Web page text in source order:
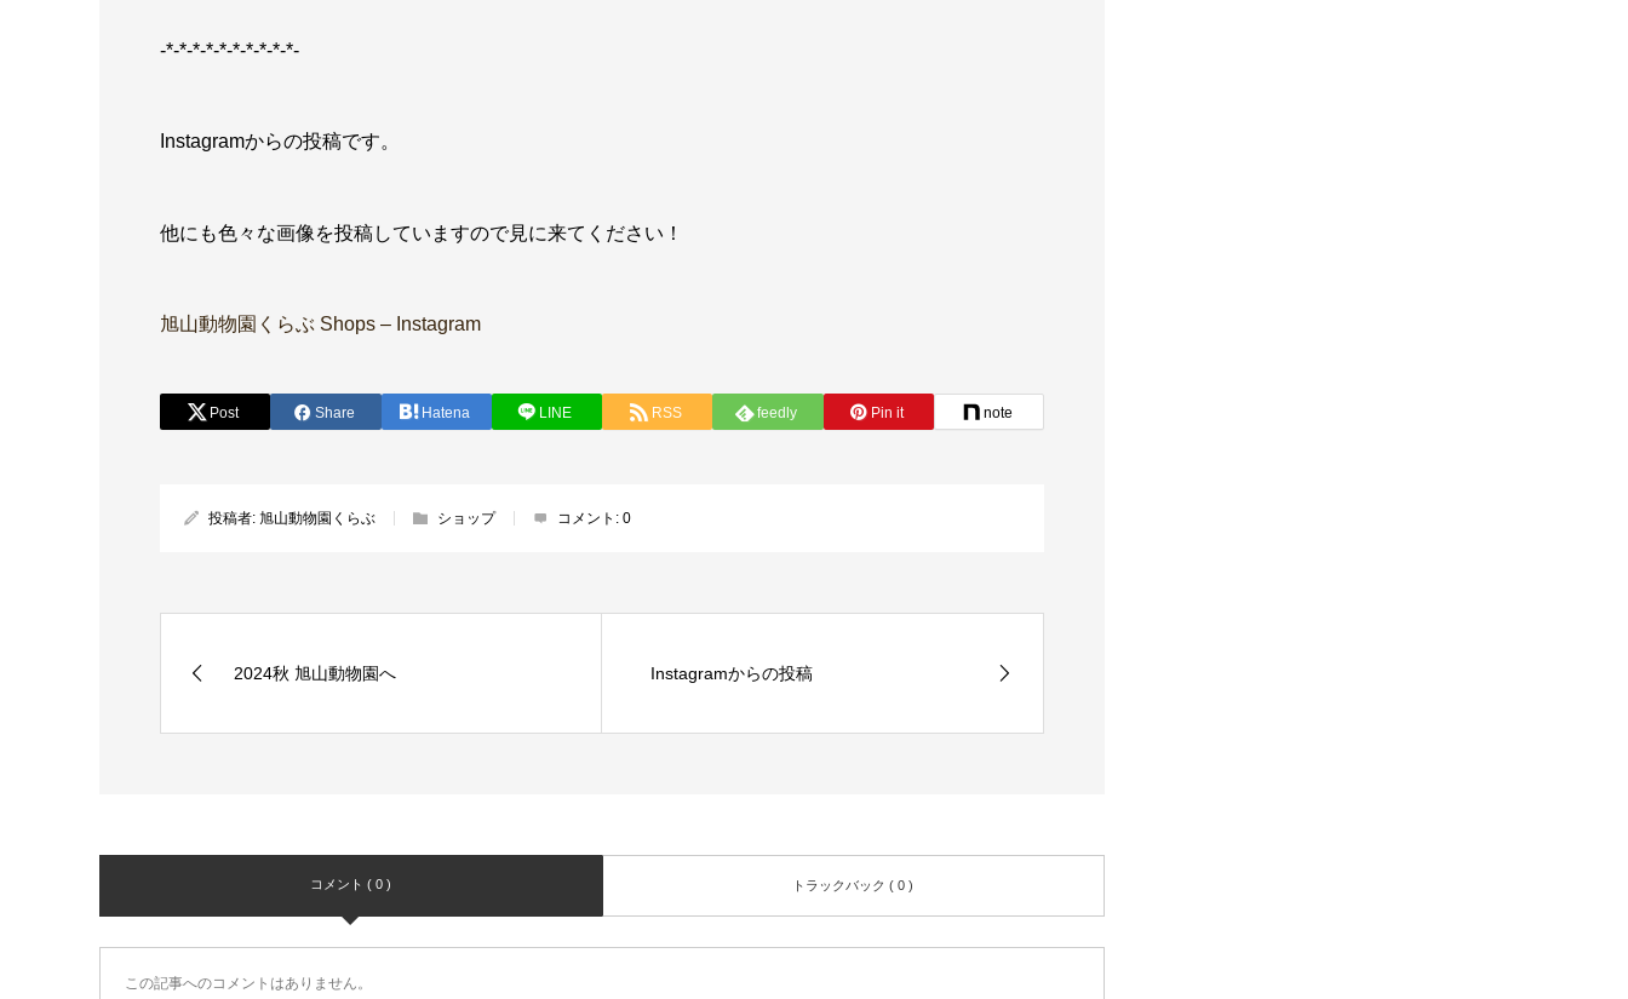
-*-*-*-*-*-*-*-*-*-*-
Instagramからの投稿です。
他にも色々な画像を投稿していますので見に来てください！
旭山動物園くらぶ Shops – Instagram
Post Share Hatena LINE RSS feedly Pin it note
投稿者: 旭山動物園くらぶ ショップ コメント: 0
2024秋 旭山動物園へ Instagramからの投稿
コメント ( 0 ) トラックバック ( 0 )
この記事へのコメントはありません。